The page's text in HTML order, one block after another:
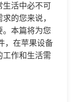
生活中必不可
的您来说，
。本篇将为您
，在苹果设备
工作和生活需